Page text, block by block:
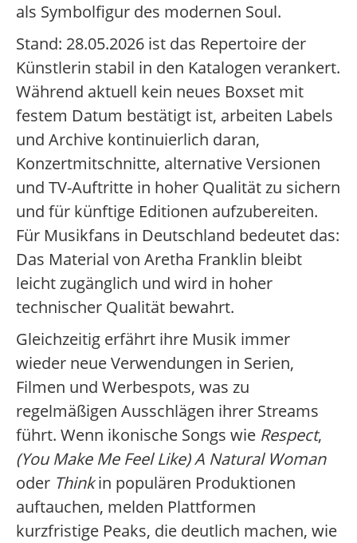
als Symbolfigur des modernen Soul.
Stand: 28.05.2026 ist das Repertoire der
Künstlerin stabil in den Katalogen verankert.
Während aktuell kein neues Boxset mit
festem Datum bestätigt ist, arbeiten Labels
und Archive kontinuierlich daran,
Konzertmitschnitte, alternative Versionen
und TV-Auftritte in hoher Qualität zu sichern
und für künftige Editionen aufzubereiten.
Für Musikfans in Deutschland bedeutet das:
Das Material von Aretha Franklin bleibt
leicht zugänglich und wird in hoher
technischer Qualität bewahrt.
Gleichzeitig erfährt ihre Musik immer
wieder neue Verwendungen in Serien,
Filmen und Werbespots, was zu
regelmäßigen Ausschlägen ihrer Streams
führt. Wenn ikonische Songs wie Respect,
(You Make Me Feel Like) A Natural Woman
oder Thinkin populären Produktionen
auftauchen, melden Plattformen
kurzfristige Peaks, die deutlich machen, wie